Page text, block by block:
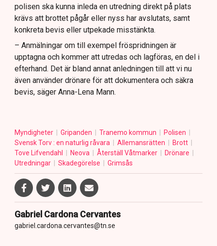
polisen ska kunna inleda en utredning direkt på plats
krävs att brottet pågår eller nyss har avslutats, samt
konkreta bevis eller utpekade misstänkta.
– Anmälningar om till exempel fröspridningen är
upptagna och kommer att utredas och lagföras, en del i
efterhand. Det är bland annat anledningen till att vi nu
även använder drönare för att dokumentera och säkra
bevis, säger Anna-Lena Mann.
Myndigheter Gripanden Tranemo kommun
Polisen
Svensk Torv : en naturlig råvara
Allemansrätten
Brott
Tove Lifvendahl
Neova Återställ Våtmarker
Drönare
Utredningar
Skadegörelse Grimsås
Gabriel Cardona Cervantes
gabriel.cardona.cervantes@tn.se